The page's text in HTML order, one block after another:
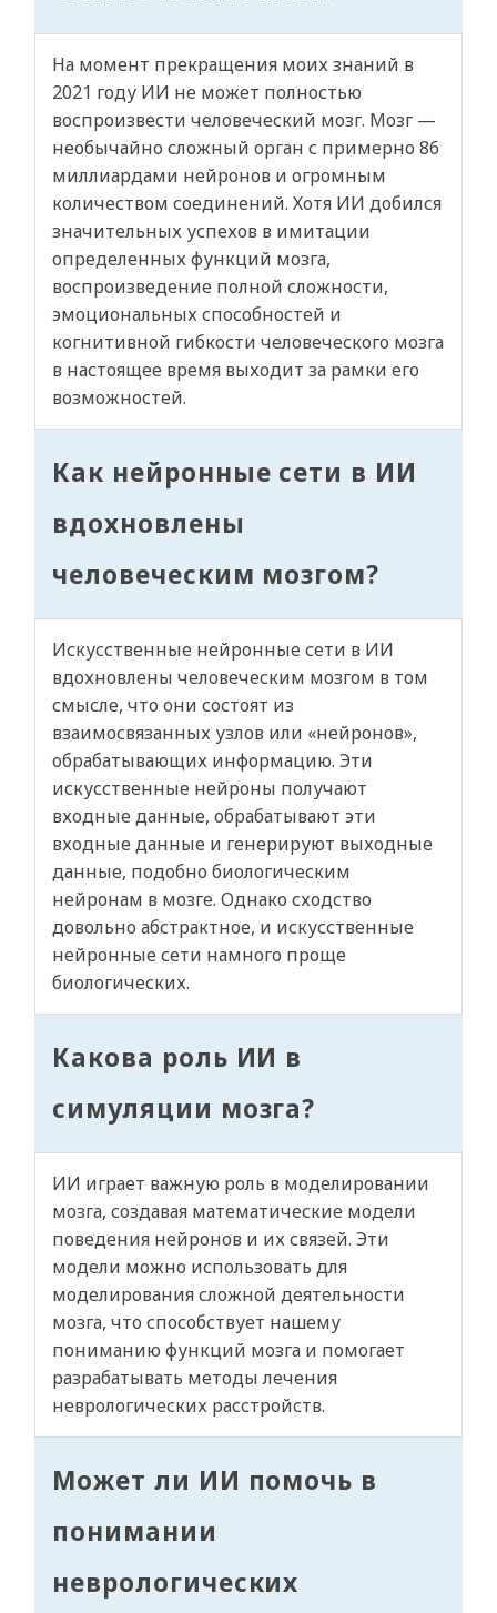
На момент прекращения моих знаний в
2021 году ИИ не может полностью
воспроизвести человеческий мозг. Мозг —
необычайно сложный орган с примерно 86
миллиардами нейронов и огромным
количеством соединений. Хотя ИИ добился
значительных успехов в имитации
определенных функций мозга,
воспроизведение полной сложности,
эмоциональных способностей и
когнитивной гибкости человеческого мозга
в настоящее время выходит за рамки его
возможностей.
Как нейронные сети в ИИ
вдохновлены
человеческим мозгом?
Искусственные нейронные сети в ИИ
вдохновлены человеческим мозгом в том
смысле, что они состоят из
взаимосвязанных узлов или «нейронов»,
обрабатывающих информацию. Эти
искусственные нейроны получают
входные данные, обрабатывают эти
входные данные и генерируют выходные
данные, подобно биологическим
нейронам в мозге. Однако сходство
довольно абстрактное, и искусственные
нейронные сети намного проще
биологических.
Какова роль ИИ в
симуляции мозга?
ИИ играет важную роль в моделировании
мозга, создавая математические модели
поведения нейронов и их связей. Эти
модели можно использовать для
моделирования сложной деятельности
мозга, что способствует нашему
пониманию функций мозга и помогает
разрабатывать методы лечения
неврологических расстройств.
Может ли ИИ помочь в
понимании
неврологических